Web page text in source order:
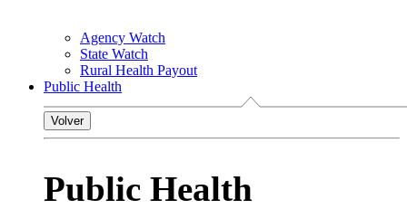
Agency Watch
State Watch
Rural Health Payout
Public Health
Volver
Public Health